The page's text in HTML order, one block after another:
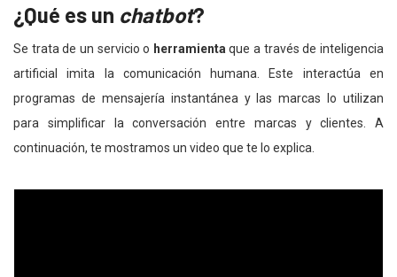
¿Qué es un chatbot?
Se trata de un servicio o herramienta que a través de inteligencia
artificial imita la comunicación humana. Este interactúa en
programas de mensajería instantánea y las marcas lo utilizan
para simplificar la conversación entre marcas y clientes. A
continuación, te mostramos un video que te lo explica.